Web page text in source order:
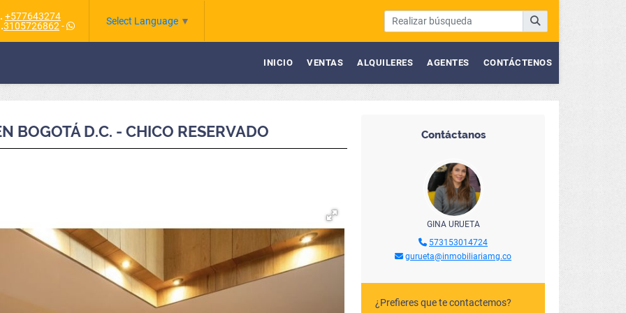
+577643274
3105726862 - Select Language ▼
INICIO VENTAS ALQUILERES AGENTES CONTÁCTENOS
BOGOTÁ D.C. - CHICO RESERVADO Contáctanos
GINA URUETA
573153014724
gurueta@inmobiliariamg.co
¿Prefieres que te contactemos?